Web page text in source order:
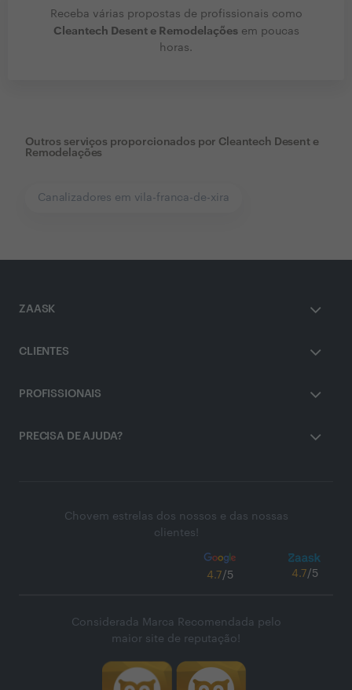
Receba várias propostas de profissionais como
Cleantech Desent e Remodelaçõesem poucas
horas.
Outros serviços proporcionados por Cleantech Desent e
Remodelações
Canalizadores em vila-franca-de-xira
ZAASK
CLIENTES
PROFISSIONAIS
PRECISA DE AJUDA?
Chovem estrelas dos nossos e das nossas
clientes!
4.7/5 4.7/5
Considerada Marca Recomendada pelo
maior site de reputação!